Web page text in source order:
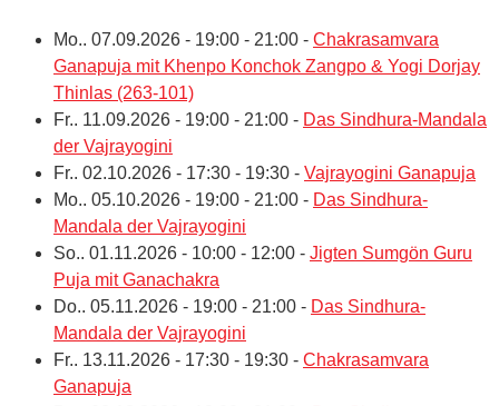
Mo.. 07.09.2026 - 19:00 - 21:00 - Chakrasamvara
Ganapuja mit Khenpo Konchok Zangpo & Yogi Dorjay
Thinlas (263-101)
Fr.. 11.09.2026 - 19:00 - 21:00 - Das Sindhura-Mandala
der Vajrayogini
Fr.. 02.10.2026 - 17:30 - 19:30 - Vajrayogini Ganapuja
Mo.. 05.10.2026 - 19:00 - 21:00 - Das Sindhura-
Mandala der Vajrayogini
So.. 01.11.2026 - 10:00 - 12:00 - Jigten Sumgön Guru
Puja mit Ganachakra
Do.. 05.11.2026 - 19:00 - 21:00 - Das Sindhura-
Mandala der Vajrayogini
Fr.. 13.11.2026 - 17:30 - 19:30 - Chakrasamvara
Ganapuja